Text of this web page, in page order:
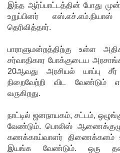
ஜெய்சங்க
ருக்கு
கடிதம்!
இரு
ஆண்டுக
ள் இலக்கு
நிர்ணயிக்
கப்பட்ட
இந்த ஆர்ப்பாட்டத்தின் போது
உறுப்பினர்
தெரிவித்தார்.
பாராளுமன்றத்திற்கு உள்ள
சர்வாதிகார போக்குடைய
20ஆவது அரசியல் யாப்பு சீர்
நிறைவேற்றி விட வேண்டும்
வருகிறது.
நாட்டில் ஜனநாயகம், சட்டம்,
வேண்டும். பொலிஸ்
கணக்காய்வாளர் திணைக்களம்
இயங்க வேண்டும். ஒரு